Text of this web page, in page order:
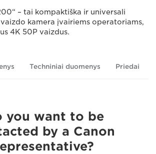
– tai kompaktiška ir universali
kamera įvairiems operatoriams,
4K 50P vaizdus.
Techniniai duomenys Priedai
you want to be
by a Canon